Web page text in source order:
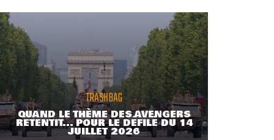
TRASHBAG
QUAND LE THÈME DES AVENGERS
RETENTIT... POUR LE DÉFILÉ DU 14
JUILLET 2026